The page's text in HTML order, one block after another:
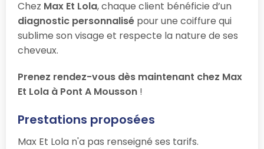
Chez Max Et Lola, chaque client bénéficie d’un
diagnostic personnalisé pour une coiffure qui
sublime son visage et respecte la nature de ses
cheveux.
Prenez rendez-vous dès maintenant chez Max
Et Lola à Pont A Mousson !
Prestations proposées
Max Et Lola n'a pas renseigné ses tarifs.